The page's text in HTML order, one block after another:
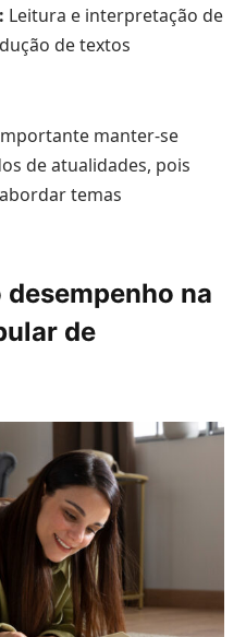
Leitura e interpretação de
de textos
manter-se
de atualidades, pois
temas
na
de